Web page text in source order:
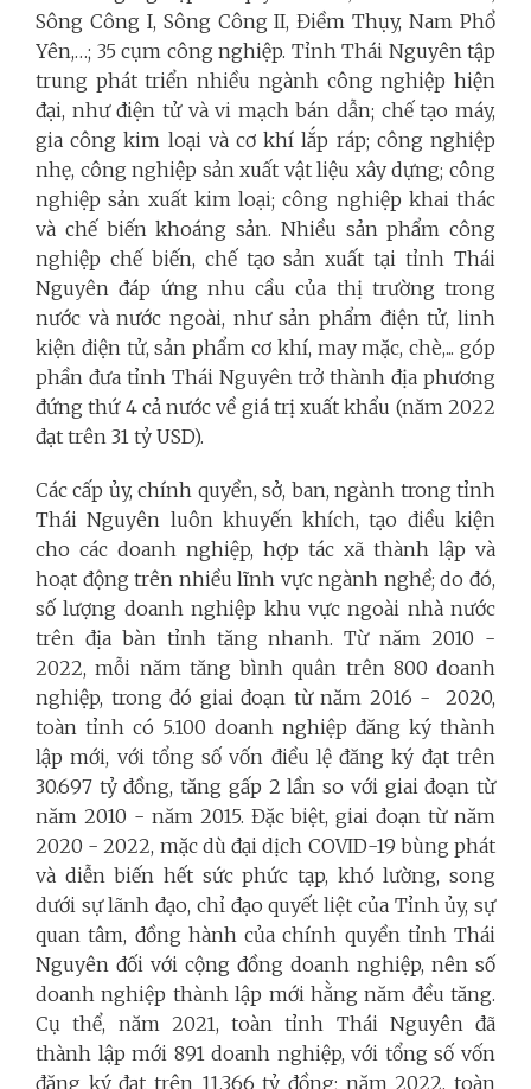
Sông Công I, Sông Công II, Điềm Thụy, Nam Phổ
Yên,…; 35 cụm công nghiệp. Tỉnh Thái Nguyên tập
trung phát triển nhiều ngành công nghiệp hiện
đại, như điện tử và vi mạch bán dẫn; chế tạo máy,
gia công kim loại và cơ khí lắp ráp; công nghiệp
nhẹ, công nghiệp sản xuất vật liệu xây dựng; công
nghiệp sản xuất kim loại; công nghiệp khai thác
và chế biến khoáng sản. Nhiều sản phẩm công
nghiệp chế biến, chế tạo sản xuất tại tỉnh Thái
Nguyên đáp ứng nhu cầu của thị trường trong
nước và nước ngoài, như sản phẩm điện tử, linh
kiện điện tử, sản phẩm cơ khí, may mặc, chè,... góp
phần đưa tỉnh Thái Nguyên trở thành địa phương
đứng thứ 4 cả nước về giá trị xuất khẩu (năm 2022
đạt trên 31 tỷ USD).
Các cấp ủy, chính quyền, sở, ban, ngành trong tỉnh
Thái Nguyên luôn khuyến khích, tạo điều kiện
cho các doanh nghiệp, hợp tác xã thành lập và
hoạt động trên nhiều lĩnh vực ngành nghề; do đó,
số lượng doanh nghiệp khu vực ngoài nhà nước
trên địa bàn tỉnh tăng nhanh. Từ năm 2010 -
2022, mỗi năm tăng bình quân trên 800 doanh
nghiệp, trong đó giai đoạn từ năm 2016 - 2020,
toàn tỉnh có 5.100 doanh nghiệp đăng ký thành
lập mới, với tổng số vốn điều lệ đăng ký đạt trên
30.697 tỷ đồng, tăng gấp 2 lần so với giai đoạn từ
năm 2010 - năm 2015. Đặc biệt, giai đoạn từ năm
2020 - 2022, mặc dù đại dịch COVID-19 bùng phát
và diễn biến hết sức phức tạp, khó lường, song
dưới sự lãnh đạo, chỉ đạo quyết liệt của Tỉnh ủy, sự
quan tâm, đồng hành của chính quyền tỉnh Thái
Nguyên đối với cộng đồng doanh nghiệp, nên số
doanh nghiệp thành lập mới hằng năm đều tăng.
Cụ thể, năm 2021, toàn tỉnh Thái Nguyên đã
thành lập mới 891 doanh nghiệp, với tổng số vốn
đăng ký đạt trên 11.366 tỷ đồng; năm 2022, toàn